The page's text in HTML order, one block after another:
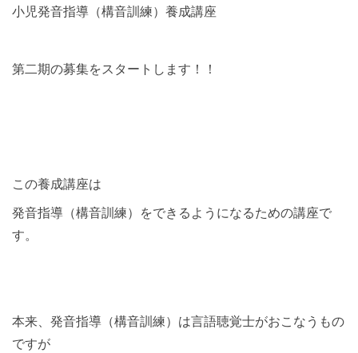
小児発音指導（構音訓練）養成講座
第二期の募集をスタートします！！
この養成講座は
発音指導（構音訓練）をできるようになるための講座で
す。
本来、発音指導（構音訓練）は言語聴覚士がおこなうもの
ですが